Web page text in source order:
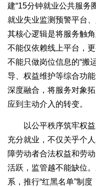
建“15分钟就业公共服务
就业失业监测预警平台
其核心逻辑是将服务触
不能仅依赖线上平台，
不能只做岗位信息的“搬
导、权益维护等综合功
深度融合，将服务对象
应到主动介入的转变。
以公平秩序筑牢权益
充分就业，不仅关乎个
障劳动者合法权益和劳
活跃，监管越不能缺位
系，推行“红黑名单”制